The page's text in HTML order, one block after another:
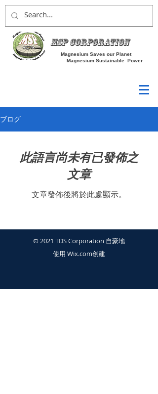
MSP Corporation
Magnesium Saves our Planet
Magnesium Sustainable Power
ブログ
此語言尚未有已發佈之
文章
文章發佈後將於此處顯示。
© 2021 TDS Corporation 自豪地
使用 Wix.com创建